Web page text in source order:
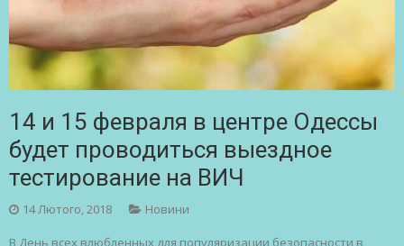
14 и 15 февраля в центре Одессы
будет проводиться выездное
тестирование на ВИЧ
14 Лютого, 2018 Новини
В День всех влюбленных для популяризации безопасности в